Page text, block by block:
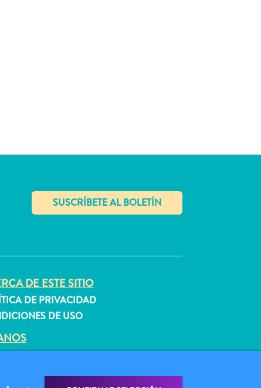
✕
DE ESTE SITIO
DE PRIVACIDAD
DE USO